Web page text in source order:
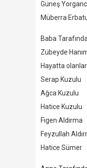
Güneş
Müberra
Baba
Zübeyde
Hayatta
Serap Kuzulu
Ağca Kuzulu
Hatice Kuzulu
Figen Aldırma
Feyzullah
Hatice Sümer